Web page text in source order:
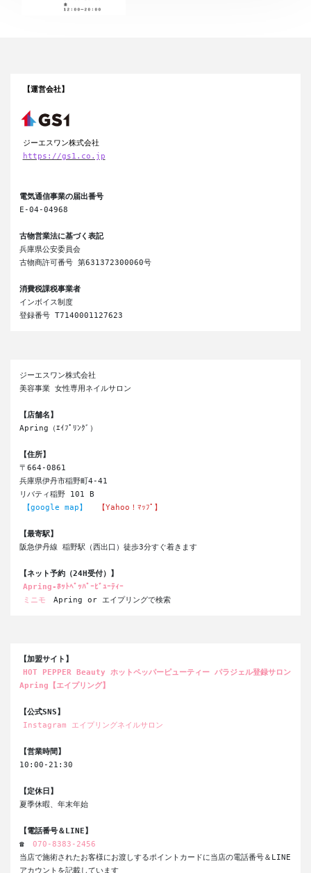
【運営会社】
ジーエスワン株式会社
https://gs1.co.jp
電気通信事業の届出番号
E-04-04968
古物営業法に基づく表記
兵庫県公安委員会
古物商許可番号 第631372300060号
消費税課税事業者
インボイス制度
登録番号 T7140001127623
ジーエスワン株式会社
美容事業 女性専用ネイルサロン
【店舗名】
Apring（ｴｲﾌﾟﾘﾝｸﾞ）
【住所】
〒664-0861
兵庫県伊丹市稲野町4-41
リバティ稲野 101 B
【google map】
【Yahoo！ﾏｯﾌﾟ】
【最寄駅】
阪急伊丹線 稲野駅（西出口）徒歩3分すぐ着きます
【ネット予約（24H受付）】
Apring-ﾎｯﾄﾍﾟｯﾊﾟｰﾋﾞｭｰﾃｨｰ
ミニモ
Apring or エイプリングで検索
【加盟サイト】
HOT PEPPER Beauty ホットペッパーピューティー パラジェル登録サロン
Apring【エイプリング】
【公式SNS】
Instagram エイプリングネイルサロン
【営業時間】
10:00-21:30
【定休日】
夏季休暇、年末年始
【電話番号＆LINE】
☎
070-8383-2456
当店で施術されたお客様にお渡しするポイントカードに当店の電話番号＆LINE
アカウントを記載しています